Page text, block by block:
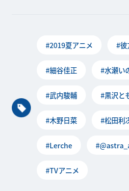
#2019夏アニメ #彼
#細谷佳正 #水瀬い
#武内駿輔 #黒沢と
#木野日菜 #松田利
#Lerche
#TVアニメ